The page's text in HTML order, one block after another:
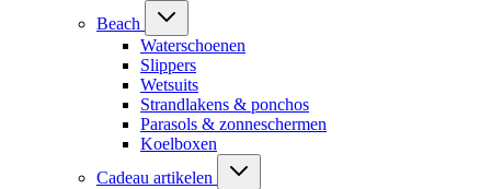
Beach
Waterschoenen
Slippers
Wetsuits
Strandlakens & ponchos
Parasols & zonneschermen
Koelboxen
Cadeau artikelen